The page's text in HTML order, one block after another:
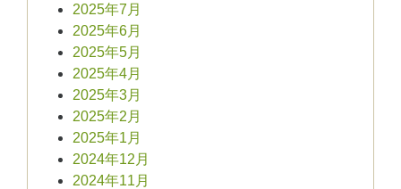
2025年7月
2025年6月
2025年5月
2025年4月
2025年3月
2025年2月
2025年1月
2024年12月
2024年11月